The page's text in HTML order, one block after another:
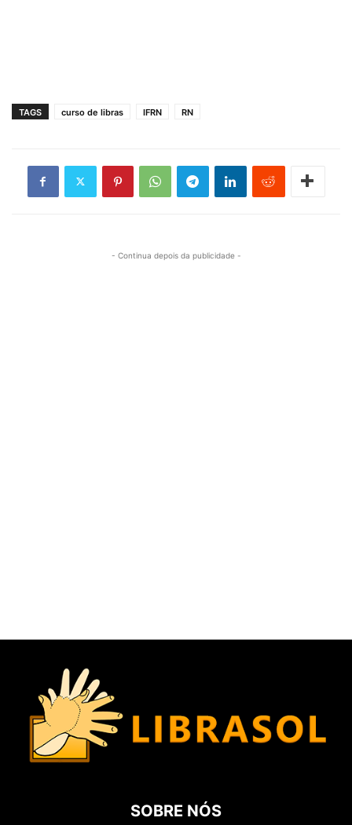
TAGS curso de libras IFRN RN
- Continua depois da publicidade -
SOBRE NÓS